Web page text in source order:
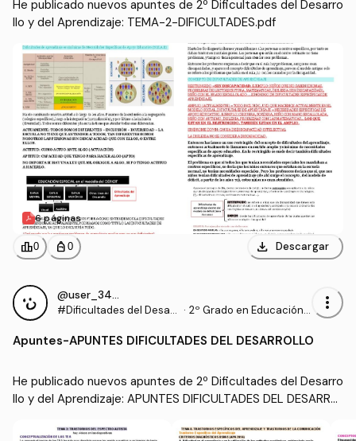
He publicado nuevos apuntes de 2º Dificultades del Desarro
llo y del Aprendizaje: TEMA-2-DIFICULTADES.pdf
6 páginas
leaderboard0 personal_bag 0 download Descargar
@user_3453358
#Dificultades del Desarr · 2º Grado en Educación P
more_vert
Apuntes-APUNTES DIFICULTADES DEL DESARROLLO
He publicado nuevos apuntes de 2º Dificultades del Desarro
llo y del Aprendizaje: APUNTES DIFICULTADES DEL DESARRO